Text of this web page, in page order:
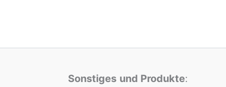
Sonstiges und Produkte: